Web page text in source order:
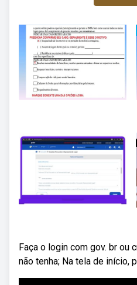
Faça o login com gov. br ou
não tenha; Na tela de início,